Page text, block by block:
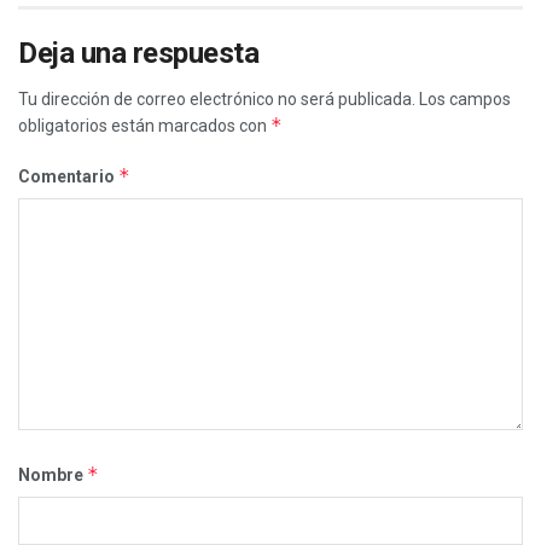
Deja una respuesta
Tu dirección de correo electrónico no será publicada. Los campos
obligatorios están marcados con *
Comentario *
Nombre *